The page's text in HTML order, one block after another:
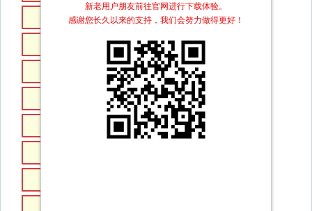
第01集 第01集
第01集
第01集
第01集
第01集
新老用户朋友前往官网进行下载体验。
感谢您长久以来的支持，我们会努力做得更好！